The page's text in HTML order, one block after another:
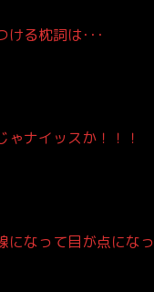
ける枕詞は･･･
ゃナイッスか！！！
になって目が点になっ